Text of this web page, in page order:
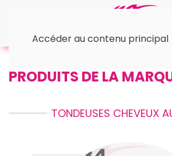
Accéder au contenu principal
PRODUITS DE LA
TONDEUSES CHEVEUX